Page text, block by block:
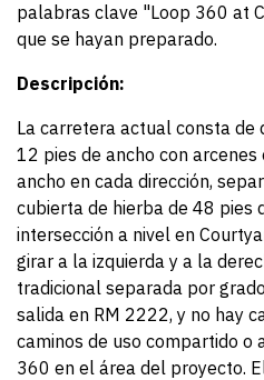
palabras clave "Loop 360 at
que se hayan preparado.
Descripción:
La carretera actual consta de
12 pies de ancho con
ancho en cada dirección,
cubierta de hierba de 48 pies
intersección a nivel en
girar a la izquierda y a la
tradicional separada por
salida en RM 2222, y no hay
caminos de uso compartido o
360 en el área del proyecto.